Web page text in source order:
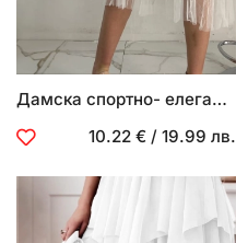
Дамска спортно- елегантна пола
10.22 € / 19.99 лв.